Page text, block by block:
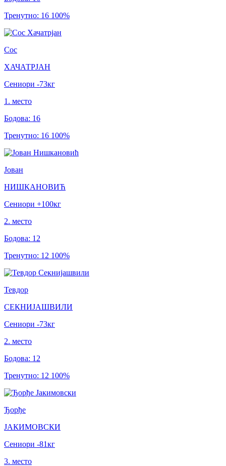
Тренутно: 16 100%
Сос
ХАЧАТРЈАН
Сениори -73кг
1 . место
Бодова: 16
Тренутно: 16 100%
Јован
НИШКАНОВИЋ
Сениори +100кг
2. место
Бодова: 12
Тренутно: 12 100%
Тевдор
СЕКНИЈАШВИЛИ
Сениори -73кг
2. место
Бодова: 12
Тренутно: 12 100%
Ђорђе
ЈАКИМОВСКИ
Сениори -81кг
3. место